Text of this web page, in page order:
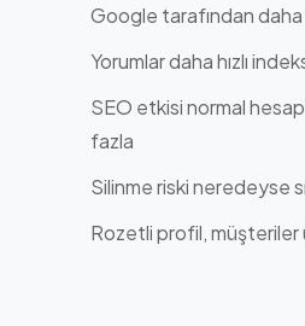
Google tarafından
Yorumlar daha hızlı
SEO etkisi normal
fazla
Silinme riski neredeyse
Rozetli profil, müşteriler